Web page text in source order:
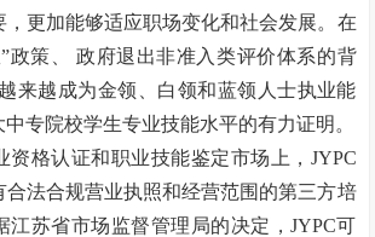
，更加能够适应职场变化和社会发展。在
”政策、
政府退出非准入类评价体系的背
来越成为金领、白领和蓝领人士执业能
专院校学生专业技能水平的有力证明。
资格认证和职业技能鉴定市场上， JYPC
合法合规营业执照和经营范围的第三方培
江苏省市场监督管理局的决定，JYPC可